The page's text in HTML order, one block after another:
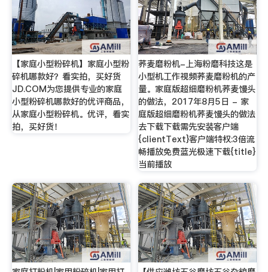
【家庭小型粉碎机】家庭小型粉
碎机哪款好？看实拍，买好货
JD.COM为您提供专业的家庭
小型粉碎机哪款好的优评商品，
从家庭小型粉碎机。优评，看实
拍，买好货！
荞麦磨粉机-上海粉磨科技这是
小型机工作视频荞麦磨粉机的产
量。家庭版超细磨粉机荞麦馒头
的做法，2017年8月5日 - 家
庭版超细磨粉机荞麦馒头的做法
去下载下载需先安装客户端
{clientText}客户端特权:3倍流
畅播放免费蓝光极速下载{title}
当前播放